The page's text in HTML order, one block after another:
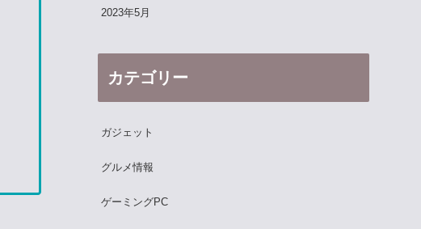
2023年5月
カテゴリー
ガジェット
グルメ情報
ゲーミングPC